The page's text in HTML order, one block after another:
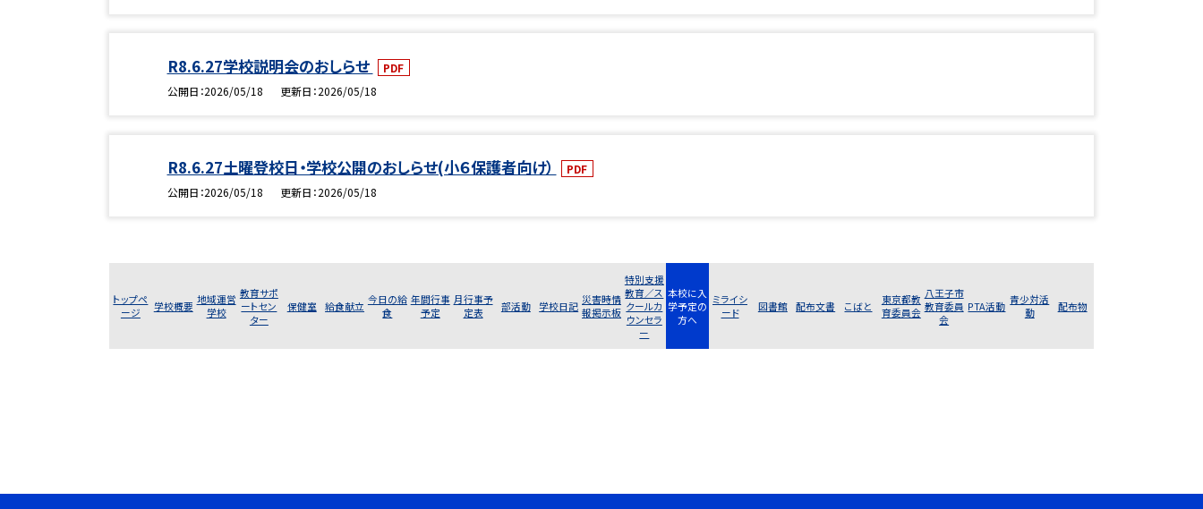
R8.6.27学校説明会のおしらせ
PDF
公開日 2026/05/18 更新日 2026/05/18
R8.6.27土曜登校日・学校公開のおしらせ(小６保護者向け）
PDF
公開日 2026/05/18 更新日 2026/05/18
トップペ
ージ
学校概要 地域運営
学校
教育サポ
ートセン
ター
保健室 給食献立 今日の給
食
年間行事
予定
月行事予
定表
部活動 学校日記 災害時情
報掲示板
特別支援
教育／ス
クールカ
ウンセラ
ー
本校に入
学予定の
方へ
ミライシ
ード
図書館 配布文書 こばと
東京都教
育委員会
八王子市
教育委員
会
PTA活動 青少対活
動
配布物